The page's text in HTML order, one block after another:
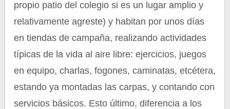
propio patio del colegio si es un lugar amplio y
relativamente agreste) y habitan por unos días
en tiendas de campaña, realizando actividades
típicas de la vida al aire libre: ejercicios, juegos
en equipo, charlas, fogones, caminatas, etcétera,
estando ya montadas las carpas, y contando con
servicios básicos. Esto último, diferencia a los